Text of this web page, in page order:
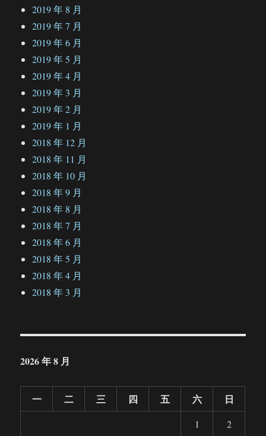
2019 年 8 月
2019 年 7 月
2019 年 6 月
2019 年 5 月
2019 年 4 月
2019 年 3 月
2019 年 2 月
2019 年 1 月
2018 年 12 月
2018 年 11 月
2018 年 10 月
2018 年 9 月
2018 年 8 月
2018 年 7 月
2018 年 6 月
2018 年 5 月
2018 年 4 月
2018 年 3 月
2026 年 8 月
一 二 三 四 五 六 日
1
2